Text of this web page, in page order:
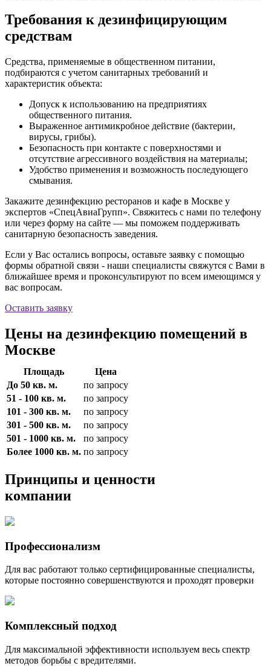
Требования к дезинфицирующим
средствам
Средства, применяемые в общественном питании,
подбираются с учетом санитарных требований и
характеристик объекта:
Допуск к использованию на предприятиях
общественного питания.
Выраженное антимикробное действие (бактерии,
вирусы, грибы).
Безопасность при контакте с поверхностями и
отсутствие агрессивного воздействия на материалы;
Удобство применения и возможность последующего
смывания.
Закажите дезинфекцию ресторанов и кафе в Москве у
экспертов «СпецАвиаГрупп». Свяжитесь с нами по телефону
или через форму на сайте — мы поможем поддерживать
санитарную безопасность заведения.
Если у Вас остались вопросы, оставьте заявку с помощью
формы обратной связи - наши специалисты свяжутся с Вами в
ближайшее время и проконсультируют по всем имеющимся у
вас вопросам.
Оставить заявку
Цены на дезинфекцию помещений в
Москве
Площадь
Цена
До 50 кв. м.
по запросу
51 - 100 кв. м.
по запросу
101 - 300 кв. м.
по запросу
301 - 500 кв. м.
по запросу
501 - 1000 кв. м.
по запросу
Более 1000 кв. м. по запросу
Принципы и ценности
компании
Профессионализм
Для вас работают только сертифицированные специалисты,
которые постоянно совершенствуются и проходят проверки
Комплексный подход
Для максимальной эффективности используем весь спектр
методов борьбы с вредителями.